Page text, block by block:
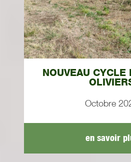
NOUVEAU CYCLE
Octobre
en savoir